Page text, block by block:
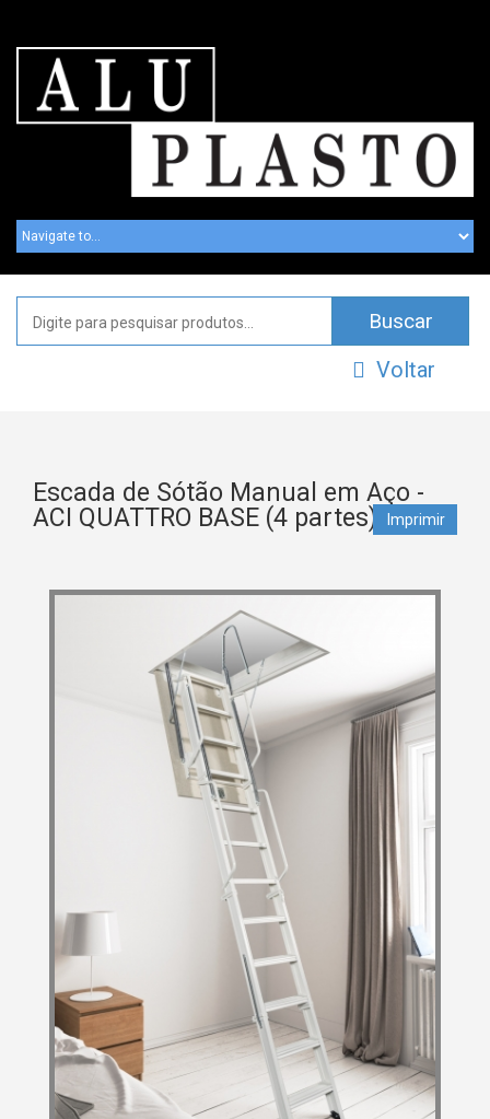
Voltar
Escada de Sótão Manual em Aço -
ACI QUATTRO BASE (4 partes)
Imprimir